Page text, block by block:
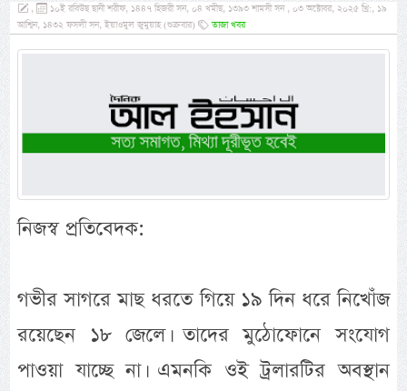
,
১০ই রবিউছ ছানী শরীফ, ১৪৪৭ হিজরী সন, ০৪ খমীছ, ১৩৯৩ শামসী সন , ০৩ অক্টোবর, ২০২৫ খ্রি:, ১৯
আশ্বিন, ১৪৩২ ফসলী সন, ইয়াওমুল জুমুয়াহ (শুক্রবার)
তাজা খবর
নিজস্ব প্রতিবেদক:
গভীর সাগরে মাছ ধরতে গিয়ে ১৯ দিন ধরে নিখোঁজ
রয়েছেন ১৮ জেলে। তাদের মুঠোফোনে সংযোগ
পাওয়া যাচ্ছে না। এমনকি ওই ট্রলারটির অবস্থান